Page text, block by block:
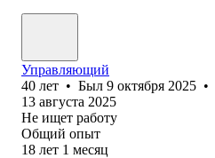
Управляющий
40 лет • Был 9 октября 2025 •
13 августа 2025
Не ищет работу
Общий опыт
18 лет 1 месяц